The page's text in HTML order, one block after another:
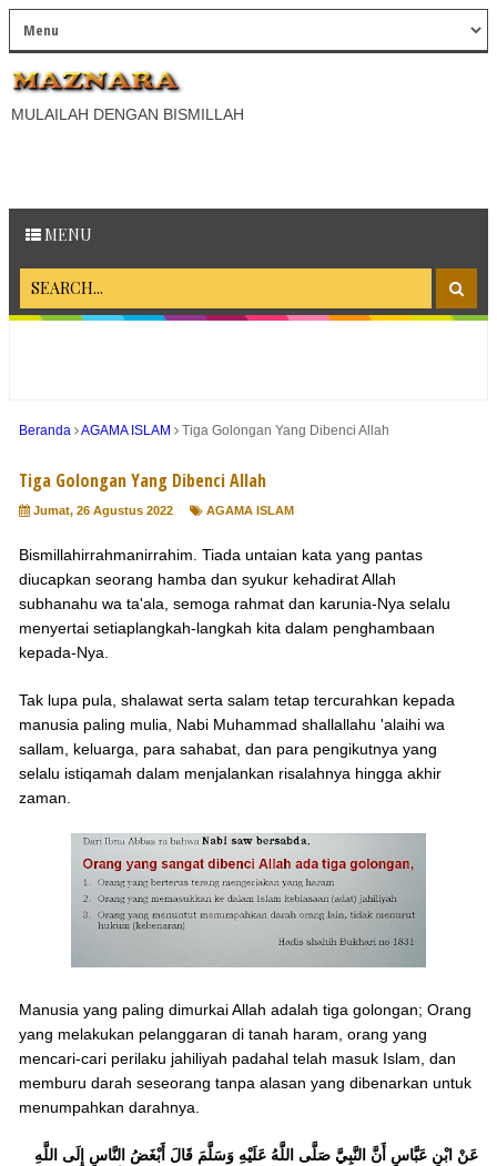
MULAILAH DENGAN BISMILLAH
MENU
Beranda AGAMA ISLAM Tiga Golongan Yang Dibenci Allah
Tiga Golongan Yang Dibenci Allah
Jumat, 26 Agustus 2022 AGAMA ISLAM
Bismillahirrahmanirrahim. Tiada untaian kata yang pantas
diucapkan seorang hamba dan syukur kehadirat Allah
subhanahu wa ta'ala, semoga rahmat dan karunia-Nya selalu
menyertai setiaplangkah-langkah kita dalam penghambaan
kepada-Nya.
Tak lupa pula, shalawat serta salam tetap tercurahkan kepada
manusia paling mulia, Nabi Muhammad shallallahu 'alaihi wa
sallam, keluarga, para sahabat, dan para pengikutnya yang
selalu istiqamah dalam menjalankan risalahnya hingga akhir
zaman.
Manusia yang paling dimurkai Allah adalah tiga golongan; Orang
yang melakukan pelanggaran di tanah haram, orang yang
mencari-cari perilaku jahiliyah padahal telah masuk Islam, dan
memburu darah seseorang tanpa alasan yang dibenarkan untuk
menumpahkan darahnya.
عَنْ ابْنِ عَبَّاسٍ أَنَّ النَّبِيَّ صَلَّى اللَّهُ عَلَيْهِ وَسَلَّمَ قَالَ أَبْغَضُ النَّاسِ إِلَى اللَّهِ